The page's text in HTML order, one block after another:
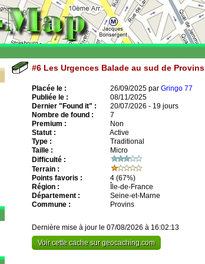
#6 Les Urgences Balade au sud de Provins
Placée le : 26/09/2025 par Gringo 77
Publiée le :
08/11/2025
Dernier "Found it" :
20/07/2026 - 19 jours
Nombre de found :
7
Premium :
Non
Statut :
Active
Type :
Traditional
Taille :
Micro
Difficulté :
Terrain :
Points favoris :
4 (67%)
Région :
Île-de-France
Département :
Seine-et-Marne
Commune :
Provins
Dernière mise à jour le 07/08/2026 à 16:02:13
Voir cette cache sur geocaching.com